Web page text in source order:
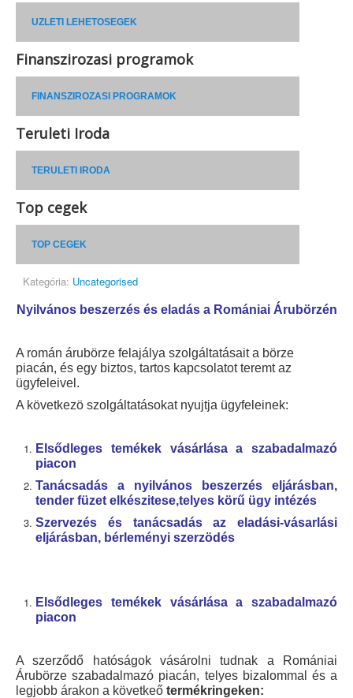
UZLETI LEHETOSEGEK
Finanszirozasi programok
FINANSZIROZASI PROGRAMOK
Teruleti Iroda
TERULETI IRODA
Top cegek
TOP CEGEK
Kategória: Uncategorised
Nyilvános beszerzés és eladás a Romániai Árubörzén
A román árubörze felajálya szolgáltatásait a börze
piacán, és egy biztos, tartos kapcsolatot teremt az
ügyfeleivel.
A következö szolgáltatásokat nyujtja ügyfeleinek:
Elsődleges temékek vásárlása a szabadalmazó
piacon
Tanácsadás a nyilvános beszerzés eljárásban,
tender füzet elkészitese,telyes körű ügy intézés
Szervezés és tanácsadás az eladási-vásarlási
eljárásban, bérleményi szerzödés
Elsődleges temékek vásárlása a szabadalmazó
piacon
A szerződő hatóságok vásárolni tudnak a Romániai
Árubörze szabadalmazó piacán, telyes bizalommal és a
legjobb árakon a követkeő termékringeken: